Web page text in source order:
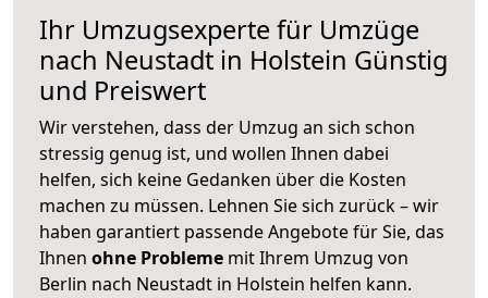
Ihr Umzugsexperte für Umzüge
nach Neustadt in Holstein Günstig
und Preiswert
Wir verstehen, dass der Umzug an sich schon
stressig genug ist, und wollen Ihnen dabei
helfen, sich keine Gedanken über die Kosten
machen zu müssen. Lehnen Sie sich zurück – wir
haben garantiert passende Angebote für Sie, das
Ihnen ohne Probleme mit Ihrem Umzug von
Berlin nach Neustadt in Holstein helfen kann.